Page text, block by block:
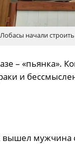
начали
– «пьянка».
и
вышел